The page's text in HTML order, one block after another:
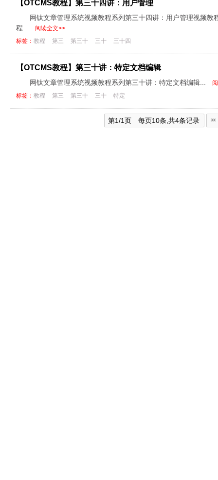
【OTCMS教程】第三十四讲：用户管理
网钛文章管理系统视频教程系列第三十四讲：用户管理视频
程...
阅读全文>>
标签： 教程 第三 第三十 三十 三十四
【OTCMS教程】第三十讲：特定文档编辑
网钛文章管理系统视频教程系列第三十讲：特定文档编辑...
标签： 教程 第三 第三十 三十 特定
第1/1页 每页10条,共4条记录